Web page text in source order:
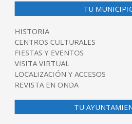
TU
HISTORIA
CENTROS CULTURALES
FIESTAS Y EVENTOS
VISITA VIRTUAL
LOCALIZACIÓN Y ACCESOS
REVISTA EN ONDA
TU